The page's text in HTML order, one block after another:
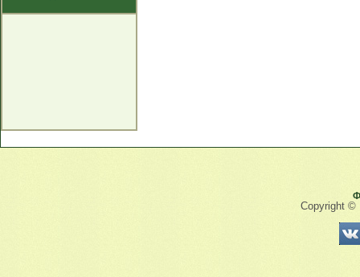
Copyright ©